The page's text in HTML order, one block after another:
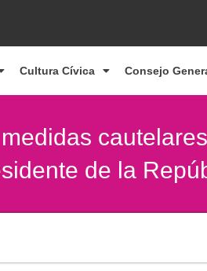
Cultura Cívica Consejo
de la